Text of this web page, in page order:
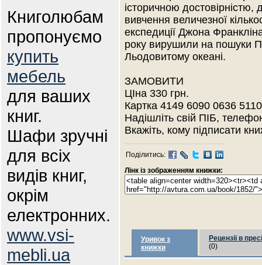
Книголюбам
пропонуємо
купить
мебель
для ваших
книг.
Шафи зручні
для всіх
видів книг,
окрім
електронних.
www.vsi-
mebli.ua
історичною
вивчення величезної
експедиції Джона
року вирушили на пошуки
Льодовитому океані.
ЗАМОВИТИ
ЦІна 330 грн.
Картка 4149 6090 0636
Надішліть свій ПІБ,
Вкажіть, кому підписати
Поділитись:
Лінк із зображенням книжки:
Уривок з
книжки
Рецензії в пресі
(0)